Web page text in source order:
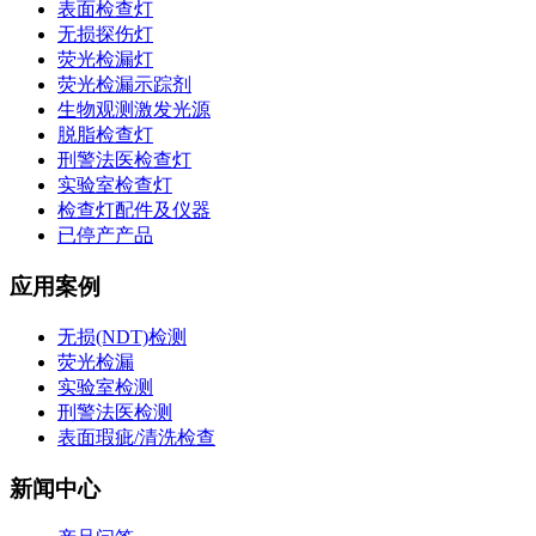
表面检查灯
无损探伤灯
荧光检漏灯
荧光检漏示踪剂
生物观测激发光源
脱脂检查灯
刑警法医检查灯
实验室检查灯
检查灯配件及仪器
已停产产品
应用案例
无损(NDT)检测
荧光检漏
实验室检测
刑警法医检测
表面瑕疵/清洗检查
新闻中心